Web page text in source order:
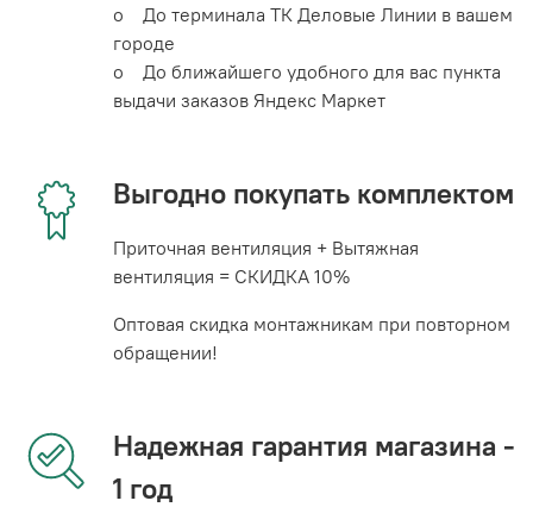
o До терминала ТК Деловые Линии в вашем
городе
o До ближайшего удобного для вас пункта
выдачи заказов Яндекс Маркет
Выгодно покупать комплектом
Приточная вентиляция + Вытяжная
вентиляция = СКИДКА 10%
Оптовая скидка монтажникам при повторном
обращении!
Надежная гарантия магазина -
1 год